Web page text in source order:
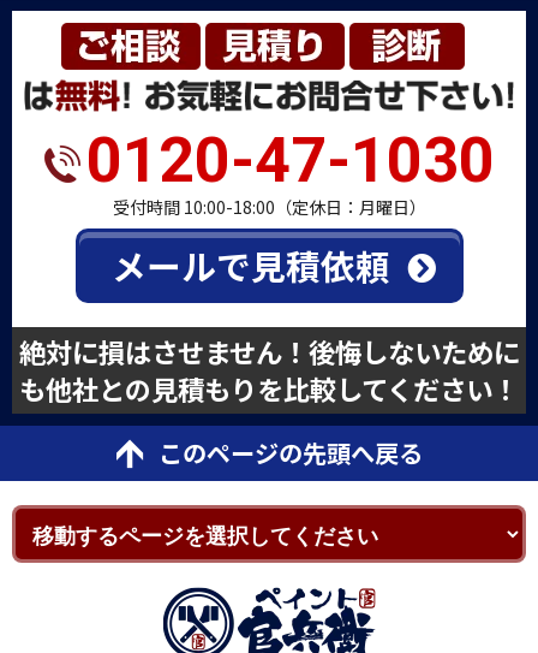
0120-47-1030
受付時間 10:00-18:00（定休日：月曜日）
メールで見積依頼
絶対に損はさせません！後悔しないために
も他社との見積もりを比較してください！
このページの先頭へ戻る